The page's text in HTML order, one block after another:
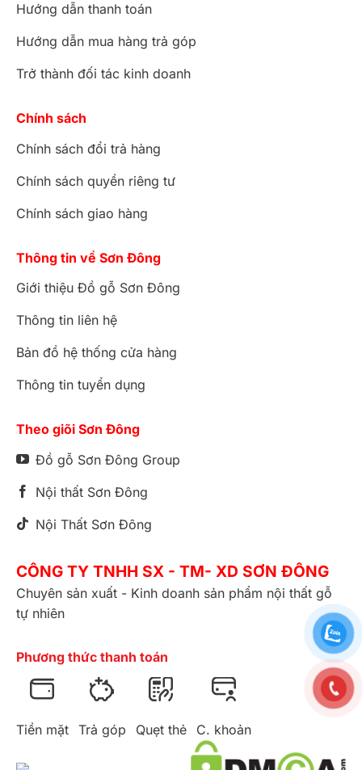
Hướng dẫn thanh toán
Hướng dẫn mua hàng trả góp
Trở thành đối tác kinh doanh
Chính sách
Chính sách đổi trả hàng
Chính sách quyền riêng tư
Chính sách giao hàng
Thông tin về Sơn Đông
Giới thiệu Đồ gỗ Sơn Đông
Thông tin liên hệ
Bản đồ hệ thống cửa hàng
Thông tin tuyển dụng
Theo giõi Sơn Đông
Đồ gỗ Sơn Đông Group
Nội thất Sơn Đông
Nội Thất Sơn Đông
CÔNG TY TNHH SX - TM- XD SƠN ĐÔNG
Chuyên sản xuất - Kinh doanh sản phẩm nội thất gỗ
tự nhiên
Phương thức thanh toán
Tiền mặt Trả góp Quẹt thẻ C. khoản